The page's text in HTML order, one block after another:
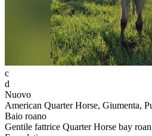
c
d
Nuovo
American Quarter Horse, Giumenta,
Baio roano
Gentile fattrice Quarter Horse bay